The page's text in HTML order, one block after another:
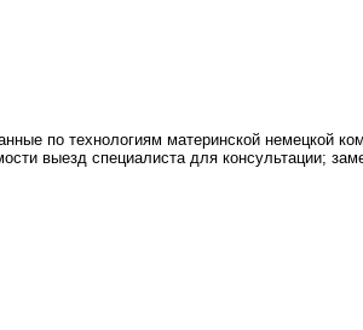
по технологиям материнской немецкой
выезд специалиста для консультации;